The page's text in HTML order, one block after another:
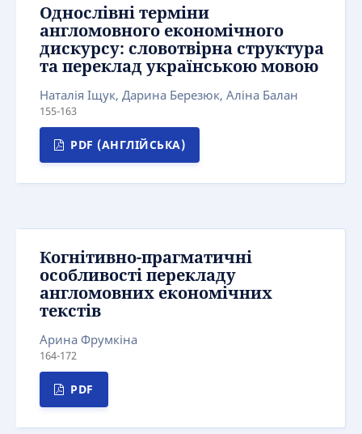
Однослівні терміни
англомовного економічного
дискурсу: словотвірна структура
та переклад українською мовою
Наталія Іщук, Дарина Березюк, Аліна Балан
155-163
PDF (АНГЛІЙСЬКА)
Когнітивно-прагматичні
особливості перекладу
англомовних економічних
текстів
Арина Фрумкіна
164-172
PDF